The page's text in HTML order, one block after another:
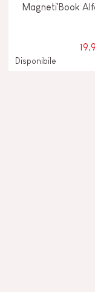
Magneti'Book
Disponibile